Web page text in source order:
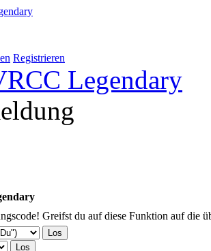
Registrieren
Legendary
Greifst du auf diese Funktion auf die